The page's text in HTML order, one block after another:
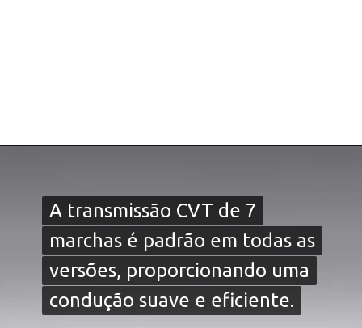
A transmissão CVT de 7
marchas é padrão em todas as
versões, proporcionando uma
condução suave e eficiente.
A transmissão CVT de 7
marchas é padrão em todas as
versões, proporcionando uma
condução suave e eficiente.